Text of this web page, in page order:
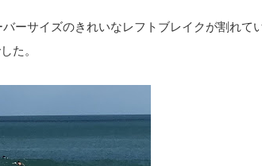
ーサイズのきれいなレフトブレイクが割れて
た。